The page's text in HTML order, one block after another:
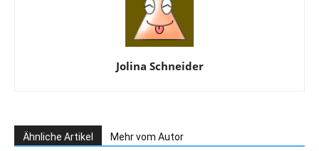
Jolina Schneider
Ähnliche Artikel Mehr vom Autor